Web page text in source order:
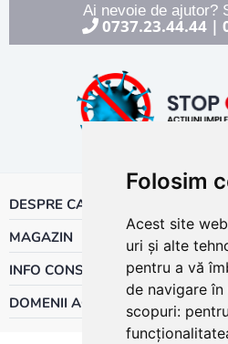
Folosim
Acest site
uri și alte
pentru a vă
de navigare
scopuri:
Ai nevoie de ajutor?
0737.23.44.44|
DESPRE CALOR
MAGAZIN
INFO CONSUMATOR
DOMENII ACTIVITATE